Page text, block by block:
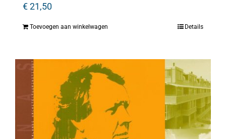
€21,50
Toevoegen aan winkelwagen Details